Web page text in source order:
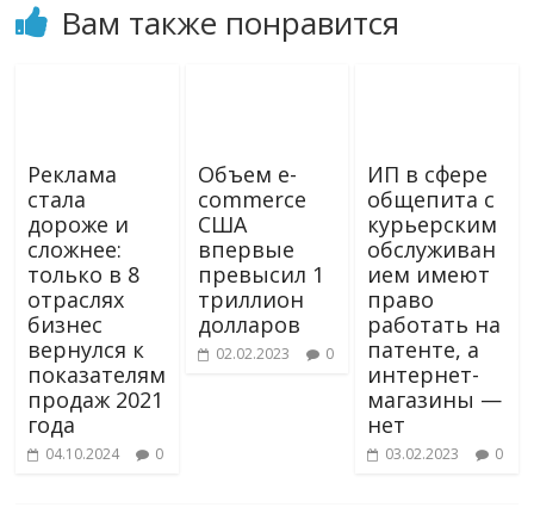
Вам также понравится
Реклама
стала
дороже и
сложнее:
только в 8
отраслях
бизнес
вернулся к
показателям
продаж 2021
года
04.10.2024 0
Объем e-
commerce
США
впервые
превысил 1
триллион
долларов
02.02.2023 0
ИП в сфере
общепита с
курьерским
обслуживан
ием имеют
право
работать на
патенте, а
интернет-
магазины —
нет
03.02.2023 0